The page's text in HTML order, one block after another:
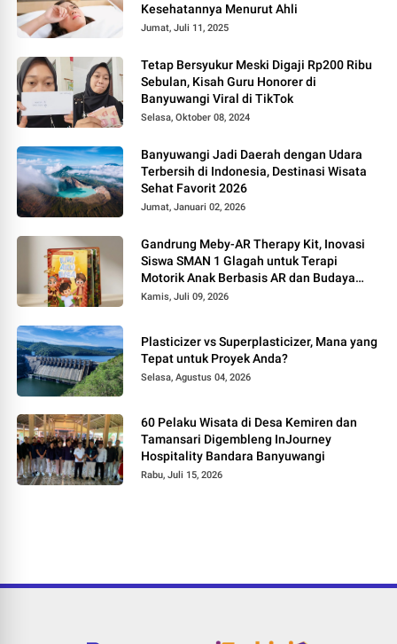
Kesehatannya Menurut Ahli
Jumat, Juli 11, 2025
Tetap Bersyukur Meski Digaji Rp200 Ribu
Sebulan, Kisah Guru Honorer di
Banyuwangi Viral di TikTok
Selasa, Oktober 08, 2024
Banyuwangi Jadi Daerah dengan Udara
Terbersih di Indonesia, Destinasi Wisata
Sehat Favorit 2026
Jumat, Januari 02, 2026
Gandrung Meby-AR Therapy Kit, Inovasi
Siswa SMAN 1 Glagah untuk Terapi
Motorik Anak Berbasis AR dan Budaya
Banyuwangi
Kamis, Juli 09, 2026
Plasticizer vs Superplasticizer, Mana yang
Tepat untuk Proyek Anda?
Selasa, Agustus 04, 2026
60 Pelaku Wisata di Desa Kemiren dan
Tamansari Digembleng InJourney
Hospitality Bandara Banyuwangi
Rabu, Juli 15, 2026